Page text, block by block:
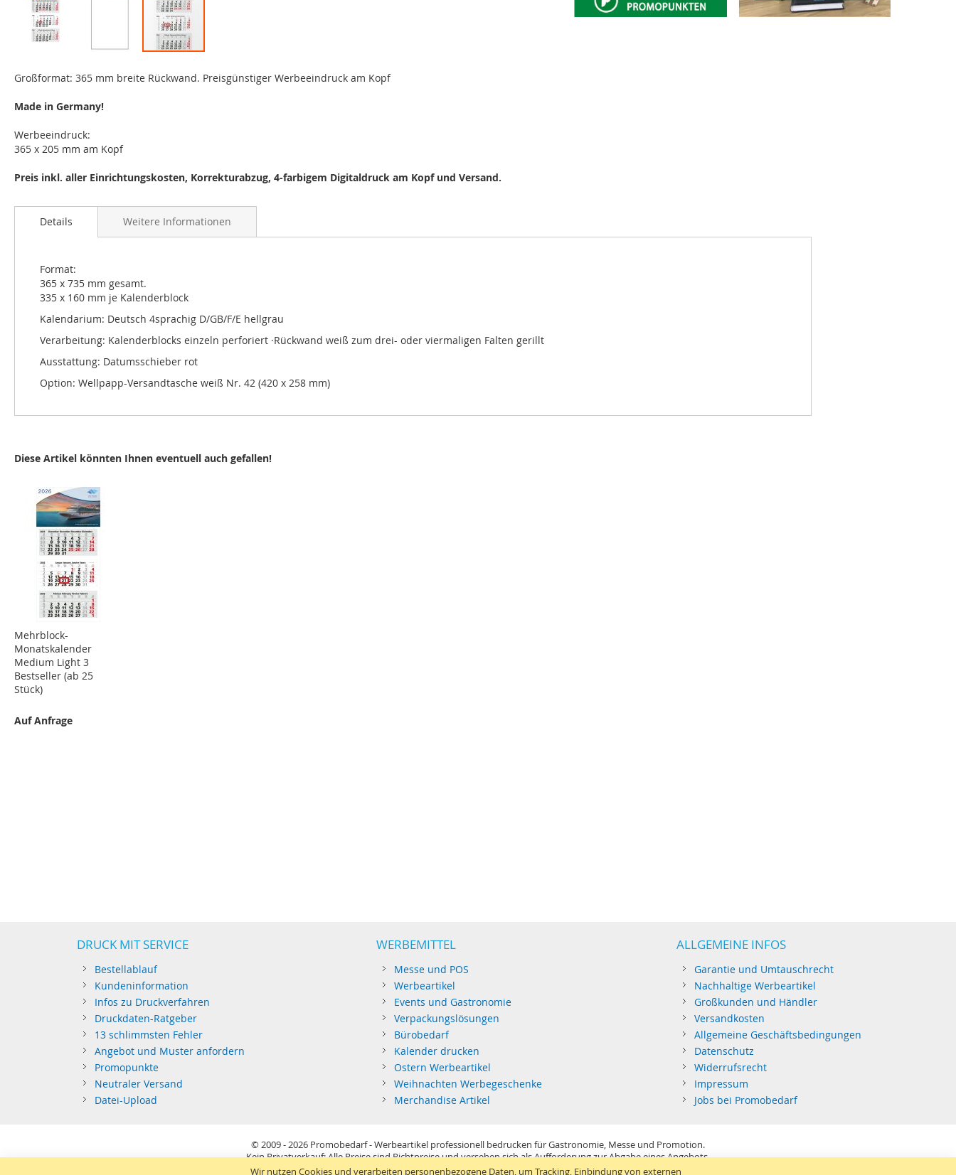
Anfang
Bildgalerie
Großformat: 365 mm breite Rückwand. Preisgünstiger Werbeeindruck am Kopf
Made in Germany!
Werbeeindruck:
365 x 205 mm am Kopf
Preis inkl. aller Einrichtungskosten, Korrekturabzug, 4-farbigem Digitaldruck am Kopf und Versand.
Details
Format:
365 x 735 mm gesamt.
335 x 160 mm je Kalenderblock
Kalendarium: Deutsch 4sprachig D/GB/F/E hellgrau
Verarbeitung: Kalenderblocks einzeln perforiert ·Rückwand weiß zum drei- oder viermaligen Falten gerillt
Ausstattung: Datumsschieber rot
Option: Wellpapp-Versandtasche weiß Nr. 42 (420 x 258 mm)
Weitere Informationen
Diese Artikel könnten Ihnen eventuell auch gefallen!
Mehrblock-
Monatskalender
Medium Light 3
Bestseller (ab 25
Stück)
Auf Anfrage
DRUCK MIT SERVICE
Bestellablauf
Kundeninformation
Infos zu Druckverfahren
Druckdaten-Ratgeber
13 schlimmsten Fehler
Angebot und Muster anfordern
Promopunkte
Neutraler Versand
Datei-Upload
WERBEMITTEL
Messe und POS
Werbeartikel
Events und Gastronomie
Verpackungslösungen
Bürobedarf
Kalender drucken
Ostern Werbeartikel
Weihnachten Werbegeschenke
Merchandise Artikel
ALLGEMEINE INFOS
Garantie und Umtauschrecht
Nachhaltige Werbeartikel
Großkunden und Händler
Versandkosten
Allgemeine Geschäftsbedingungen
Datenschutz
Widerrufsrecht
Impressum
Jobs bei Promobedarf
© 2009 - 2026Promobedarf - Werbeartikel professionell bedrucken für Gastronomie, Messe und Promotion.
Kein Privatverkauf: Alle Preise sind Richtpreise und versehen sich als Aufforderung zur Abgabe eines Angebots.
Sie richten sich nur an gewerblichen Bedarf (§14 BGB) im Sinne der Preisangabenverordnung und verstehen sich netto zzgl. MwSt. USB-Sticks: Tagespreise ggf. zzgl. Druckkosten und GEMA.
Wir nutzen Cookies und verarbeiten personenbezogene Daten, um Tracking, Einbindung von externen